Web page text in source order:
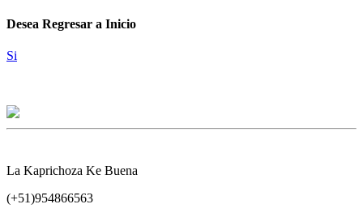
Desea Regresar a Inicio
Si
La Kaprichoza Ke Buena
(+51)954866563